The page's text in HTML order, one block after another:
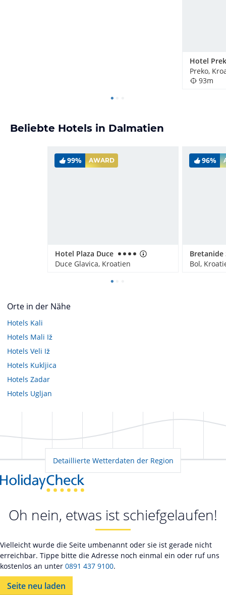
Preko,
93m
Beliebte Hotels in Dalmatien
99% AWARD
Hotel Plaza Duce
Duce Glavica, Kroatien
96%
Bol,
Orte in der Nähe
Hotels Kali
Hotels Mali Iž
Hotels Veli Iž
Hotels Kukljica
Hotels Zadar
Hotels Ugljan
Detaillierte Wetterdaten der Region
Oh nein, etwas ist schiefgelaufen!
Vielleicht wurde die Seite umbenannt oder sie ist gerade nicht
erreichbar. Tippe bitte die Adresse noch einmal ein oder ruf uns
kostenlos an unter 0891 437 9100.
Seite neu laden